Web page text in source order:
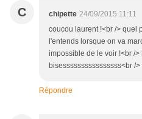
C chipette 24/09/2015 11:11
coucou laurent !<br /> quel
l'entends lorsque on va
impossible de le voir !<br /
bisessssssssssssssss<br />
Répondre